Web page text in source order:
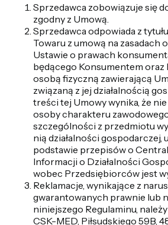
Sprzedawca zobowiązuje się
zgodny z Umową.
Sprzedawca odpowiada z
Towaru z umową na zasadach
Ustawie o prawach
będącego Konsumentem oraz
osobą fizyczną zawierającą
związaną z jej działalnością
treści tej Umowy wynika, że
osoby charakteru
szczególności z przedmiotu
nią działalności
podstawie przepisów o
Informacji o Działalności
wobec Przedsiębiorców jest
Reklamacje, wynikające z
gwarantowanych prawnie lub
niniejszego Regulaminu,
CSK-MED, Piłsudskiego 59B,